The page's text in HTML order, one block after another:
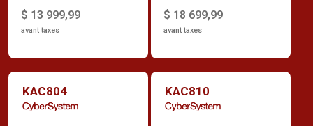
$ 13 999,99
avant taxes
$ 18 699,99
avant taxes
KAC804 KAC810